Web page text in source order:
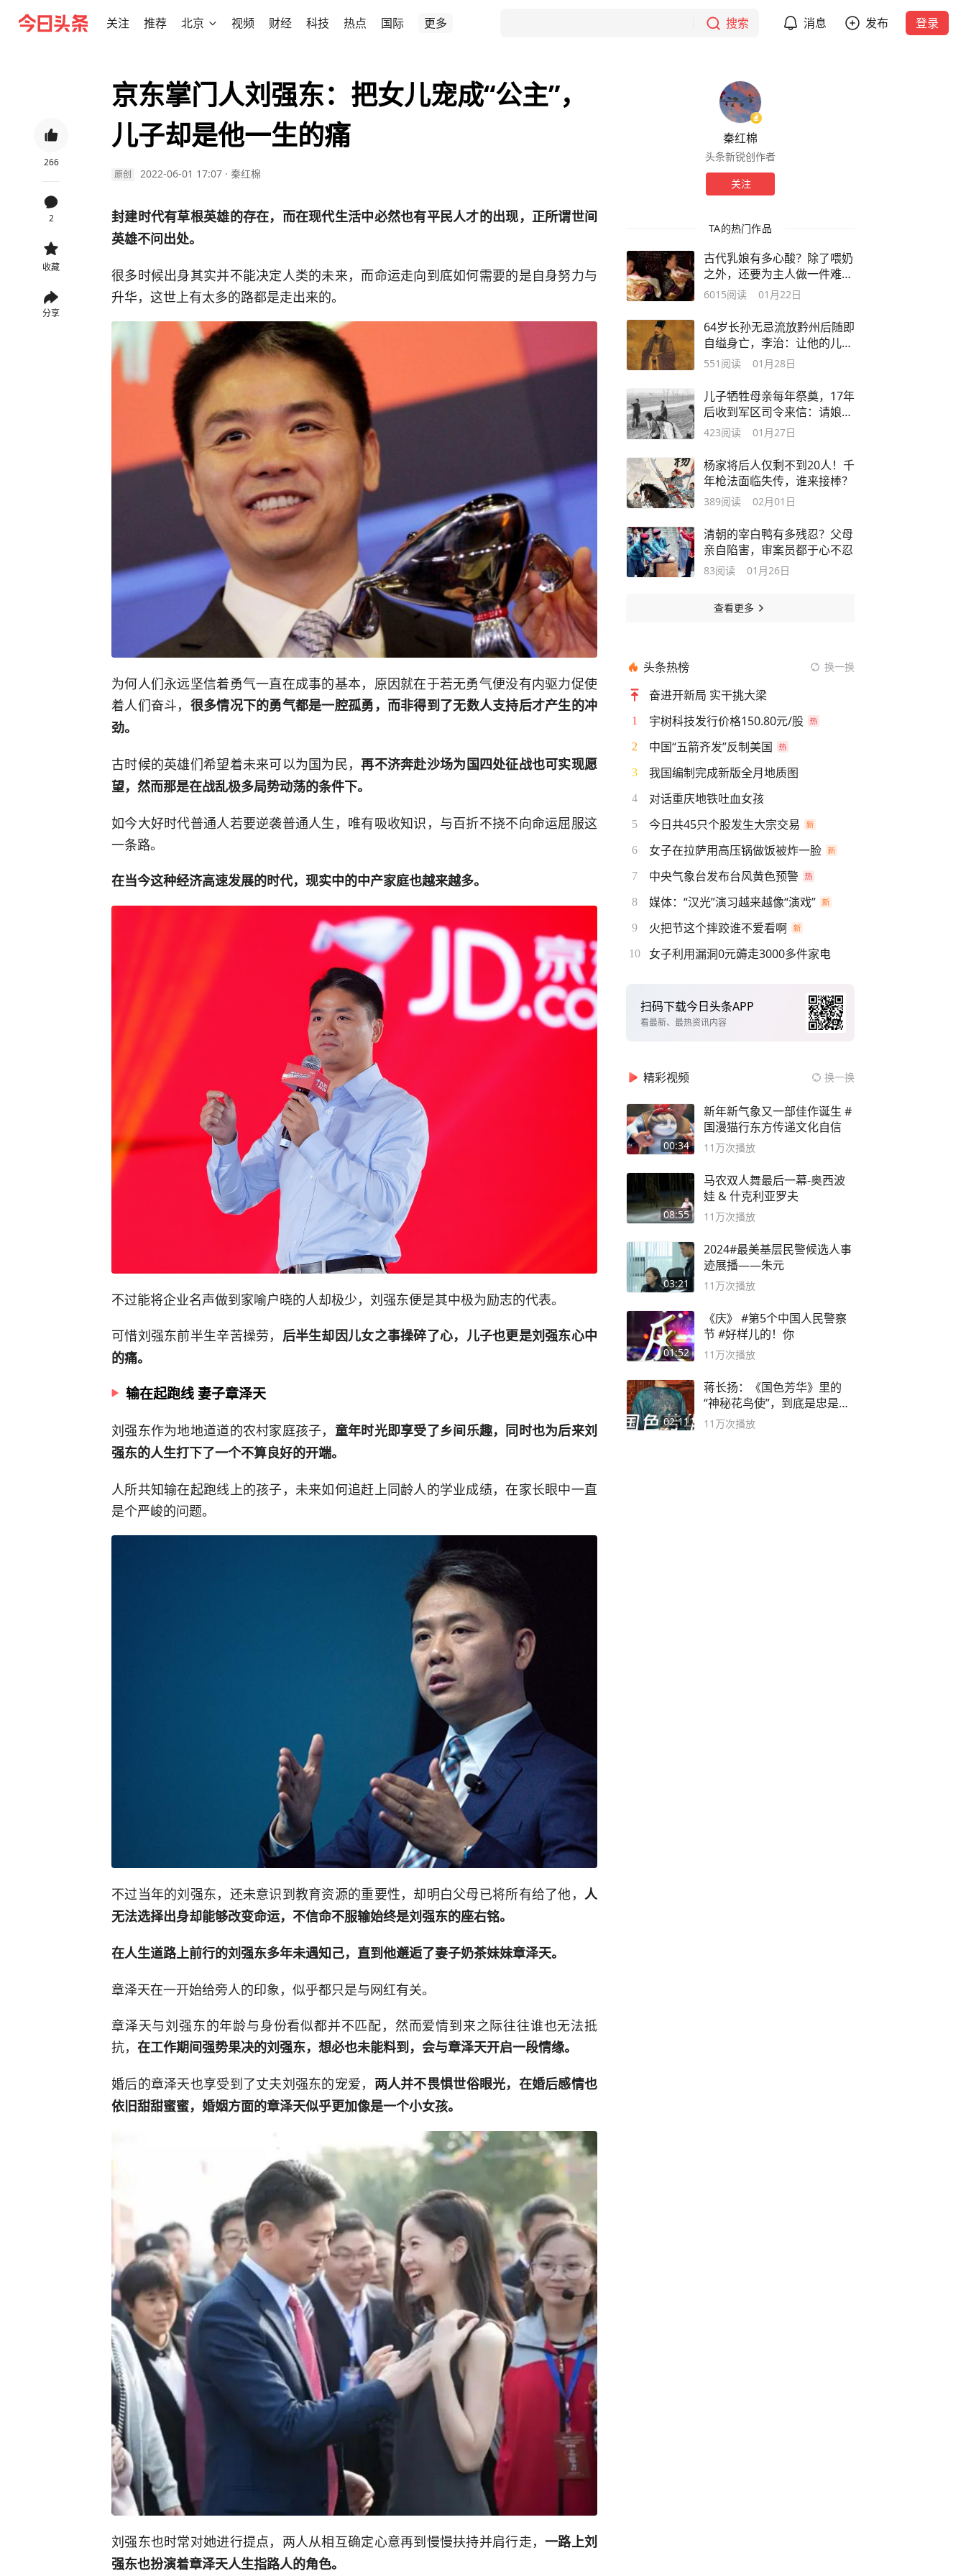
关注 推荐 北京 视频 财经 科技 热点 国际 更多 搜索 消息 发布 登录
266
2
收藏
分享
京东掌门人刘强东：把女儿宠成“公主”，
儿子却是他一生的痛
原创 2022-06-01 17:07 · 秦红棉
封建时代有草根英雄的存在，而在现代生活中必然也有平民人才的出现，正所谓世间
英雄不问出处。
很多时候出身其实并不能决定人类的未来，而命运走向到底如何需要的是自身努力与
升华，这世上有太多的路都是走出来的。
为何人们永远坚信着勇气一直在成事的基本，原因就在于若无勇气便没有内驱力促使
着人们奋斗， 很多情况下的勇气都是一腔孤勇，而非得到了无数人支持后才产生的冲
劲。
古时候的英雄们希望着未来可以为国为民，再不济奔赴沙场为国四处征战也可实现愿
望，然而那是在战乱极多局势动荡的条件下。
如今大好时代普通人若要逆袭普通人生，唯有吸收知识，与百折不挠不向命运屈服这
一条路。
在当今这种经济高速发展的时代，现实中的中产家庭也越来越多。
不过能将企业名声做到家喻户晓的人却极少，刘强东便是其中极为励志的代表。
可惜刘强东前半生辛苦操劳， 后半生却因儿女之事操碎了心，儿子也更是刘强东心中
的痛。
输在起跑线 妻子章泽天
刘强东作为地地道道的农村家庭孩子， 童年时光即享受了乡间乐趣，同时也为后来刘
强东的人生打下了一个不算良好的开端。
人所共知输在起跑线上的孩子，未来如何追赶上同龄人的学业成绩，在家长眼中一直
是个严峻的问题。
不过当年的刘强东，还未意识到教育资源的重要性，却明白父母已将所有给了他， 人
无法选择出身却能够改变命运，不信命不服输始终是刘强东的座右铭。
在人生道路上前行的刘强东多年未遇知己，直到他邂逅了妻子奶茶妹妹章泽天。
章泽天在一开始给旁人的印象，似乎都只是与网红有关。
章泽天与刘强东的年龄与身份看似都并不匹配，然而爱情到来之际往往谁也无法抵
抗， 在工作期间强势果决的刘强东，想必也未能料到，会与章泽天开启一段情缘。
婚后的章泽天也享受到了丈夫刘强东的宠爱， 两人并不畏惧世俗眼光，在婚后感情也
依旧甜甜蜜蜜，婚姻方面的章泽天似乎更加像是一个小女孩。
刘强东也时常对她进行提点，两人从相互确定心意再到慢慢扶持并肩行走，一路上刘
强东也扮演着章泽天人生指路人的角色。
秦红棉
头条新锐创作者
关注
TA的热门作品
古代乳娘有多心酸？除了喂奶
之外，还要为主人做一件难堪
的事！
6015阅读 01月22日
64岁长孙无忌流放黔州后随即
自缢身亡，李治：让他的儿女
终身为奴
551 阅读 01月28日
儿子牺牲母亲每年祭奠，17年
后收到军区司令来信：请娘来
京见面
423阅读 01月27日
杨家将后人仅剩不到20人！千
年枪法面临失传，谁来接棒？
389阅读 02月01日
清朝的宰白鸭有多残忍？父母
亲自陷害，审案员都于心不忍
83阅读 01月26日
查看更多
头条热榜 换一换
奋进开新局 实干挑大梁
1 宇树科技发行价格150.80元/股
2 中国“五箭齐发”反制美国
3 我国编制完成新版全月地质图
4 对话重庆地铁吐血女孩
5 今日共45只个股发生大宗交易
6 女子在拉萨用高压锅做饭被炸一脸
7 中央气象台发布台风黄色预警
8 媒体：“汉光”演习越来越像“演戏”
9 火把节这个摔跤谁不爱看啊
10 女子利用漏洞0元薅走3000多件家电
扫码下载今日头条APP
看最新、最热资讯内容
精彩视频 换一换
00:34
新年新气象又一部佳作诞生 #
国漫猫行东方传递文化自信
11万次播放
08:55
马农双人舞最后一幕-奥西波
娃 & 什克利亚罗夫
11万次播放
03:21
2024#最美基层民警候选人事
迹展播——朱元
11万次播放
01:52
《庆》 #第5个中国人民警察
节 #好样儿的！你
11万次播放
02:11
蒋长扬：《国色芳华》里的
“神秘花鸟使”，到底是忠是
奸？
11万次播放